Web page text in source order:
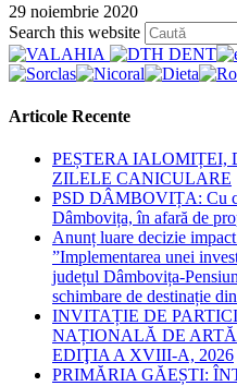
29 noiembrie 2020
Search this website
Articole Recente
PEȘTERA
ZILELE CANICULARE
PSD DÂMBOVIȚA: Cu
Dâmbovița, în afară de
Anunț luare decizie
”Implementarea unei
județul Dâmbovița-
schimbare de destinație
INVITAȚIE DE
NAȚIONALĂ DE ARTĂ
EDIŢIA A XVIII-A, 2026
PRIMĂRIA GĂEȘTI: